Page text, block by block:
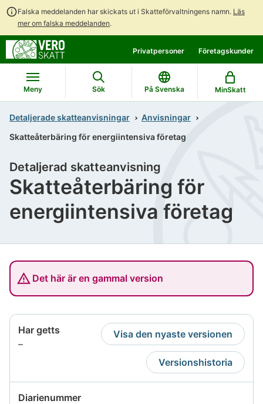
Falska meddelanden har skickats ut i Skatteförvaltningens namn. Läs
mer om falska meddelanden.
direkt
till
innehållet
till
hela
webbplatsens
sökning
Privatpersoner Företagskunder
Meny Sök På Svenska MinSkatt
Detaljerade skatteanvisningar
Anvisningar
Skatteåterbäring för energiintensiva företag
Skatteåterbäring för
energiintensiva företag
Detaljerad skatteanvisning
Det här är en gammal version
Har getts
–Uppgiften
tillgänglig
Visa den nyaste versionen
Versionshistoria
Diarienummer